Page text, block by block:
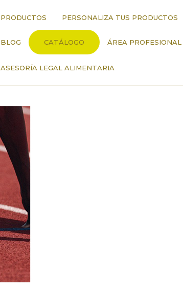
PRODUCTOS PERSONALIZA TUS PRODUCTOS
BLOG CATÁLOGO ÁREA PROFESIONAL
ASESORÍA LEGAL ALIMENTARIA